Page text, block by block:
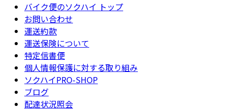
バイク便のソクハイ トップ
お問い合わせ
運送約款
運送保険について
特定信書便
個人情報保護に対する取り組み
ソクハイPRO-SHOP
ブログ
配達状況照会